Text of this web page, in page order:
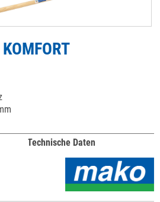
Technische Daten